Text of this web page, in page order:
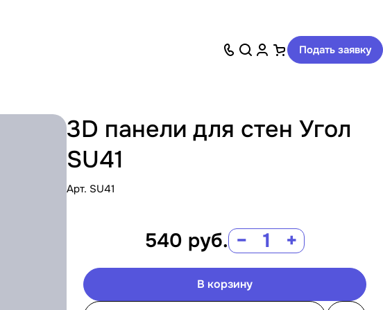
Подать заявку
3D панели для стен Угол
SU41
Арт. SU41
540 руб. − +
В корзину